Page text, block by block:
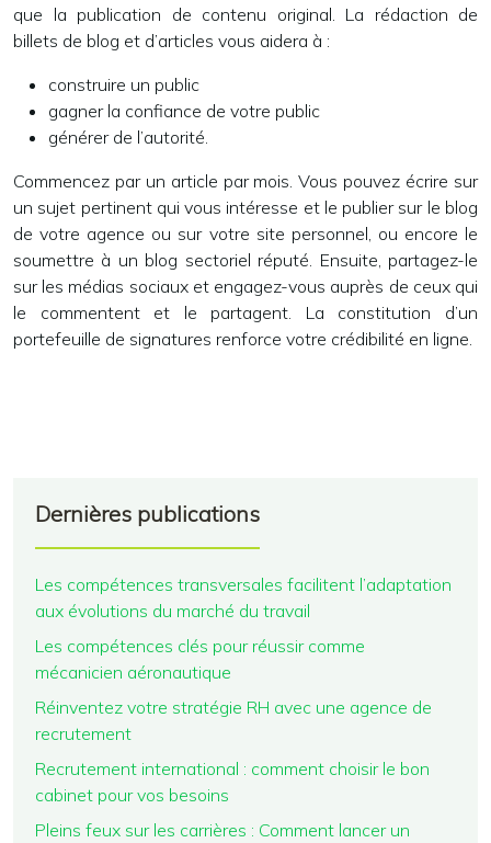
que la publication de contenu original. La rédaction de
billets de blog et d’articles vous aidera à :
construire un public
gagner la confiance de votre public
générer de l’autorité.
Commencez par un article par mois. Vous pouvez écrire sur
un sujet pertinent qui vous intéresse et le publier sur le blog
de votre agence ou sur votre site personnel, ou encore le
soumettre à un blog sectoriel réputé. Ensuite, partagez-le
sur les médias sociaux et engagez-vous auprès de ceux qui
le commentent et le partagent. La constitution d’un
portefeuille de signatures renforce votre crédibilité en ligne.
Dernières publications
Les compétences transversales facilitent l’adaptation
aux évolutions du marché du travail
Les compétences clés pour réussir comme
mécanicien aéronautique
Réinventez votre stratégie RH avec une agence de
recrutement
Recrutement international : comment choisir le bon
cabinet pour vos besoins
Pleins feux sur les carrières : Comment lancer un